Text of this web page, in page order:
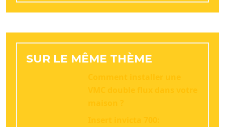
SUR LE MÊME THÈME
Comment installer une
VMC double flux dans votre
maison ?
Insert invicta 700: